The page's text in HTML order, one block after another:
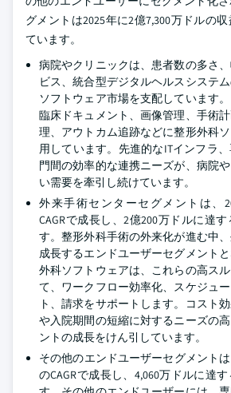
グメントは2025年に2億7,300万ドルの
ています。
病院やクリニックは、患者数の多さ
ビス、統合型デジタルヘルスシステム
ソフトウェア市場を支配しています。
臨床ドキュメント、画像管理、手術
理、アウトカム追跡などに整形外科
用しています。先進的なITインフラ
門間の効率的な連携ニーズが、病院
い需要を牽引し続けています。
外来手術センターセグメントは、
CAGRで成長し、2億200万ドルに達
す。整形外科手術の外来化が進む中
成長するエンドユーザーセグメント
外科ソフトウェアは、これらの高ス
て、ワークフロー効率化、スケジュ
ト、請求をサポートします。コスト
や入院期間の短縮に対するニーズの
ントの成長をけん引しています。
その他のエンドユーザーセグメント
のCAGRで成長し、4,060万ドルに達